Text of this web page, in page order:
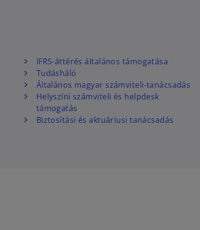
IFRS-áttérés általános támogatása
Tudásháló
Általános magyar számviteli-tanácsadás
Helyszíni számviteli és helpdesk
támogatás
Biztosítási és aktuáriusi tanácsadás